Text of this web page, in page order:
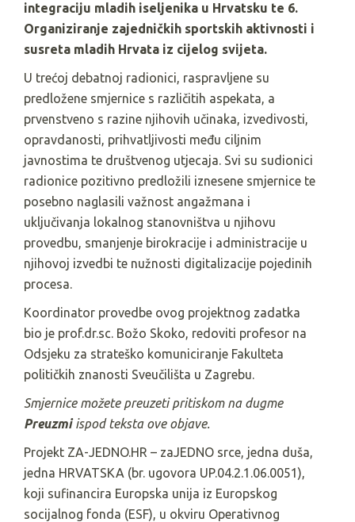
integraciju mladih iseljenika u Hrvatsku te 6.
Organiziranje zajedničkih sportskih aktivnosti i
susreta mladih Hrvata iz cijelog svijeta.
U trećoj debatnoj radionici, raspravljene su
predložene smjernice s različitih aspekata, a
prvenstveno s razine njihovih učinaka, izvedivosti,
opravdanosti, prihvatljivosti među ciljnim
javnostima te društvenog utjecaja. Svi su sudionici
radionice pozitivno predložili iznesene smjernice te
posebno naglasili važnost angažmana i
uključivanja lokalnog stanovništva u njihovu
provedbu, smanjenje birokracije i administracije u
njihovoj izvedbi te nužnosti digitalizacije pojedinih
procesa.
Koordinator provedbe ovog projektnog zadatka
bio je prof.dr.sc. Božo Skoko, redoviti profesor na
Odsjeku za strateško komuniciranje Fakulteta
političkih znanosti Sveučilišta u Zagrebu.
Smjernice možete preuzeti pritiskom na dugme
Preuzmiispod teksta ove objave.
Projekt ZA-JEDNO.HR – zaJEDNO srce, jedna duša,
jedna HRVATSKA (br. ugovora UP.04.2.1.06.0051),
koji sufinancira Europska unija iz Europskog
socijalnog fonda (ESF), u okviru Operativnog